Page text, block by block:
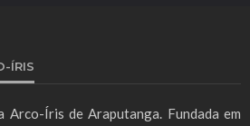
ÍRIS
Arco-Íris de Araputanga. Fundada em